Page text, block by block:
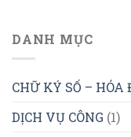
DANH MỤC
CHỮ KÝ SỐ –
DỊCH VỤ CÔNG (1)